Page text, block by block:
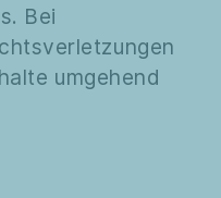
Bei
umgehend